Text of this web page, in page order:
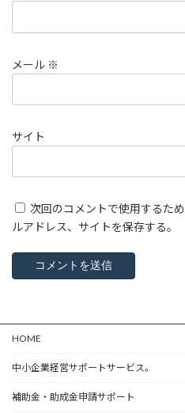
メール ※
サイト
次回のコメントで使用するた
ルアドレス、サイトを保存する。
HOME
中小企業経営サポートサービス。
補助金・助成金申請サポート